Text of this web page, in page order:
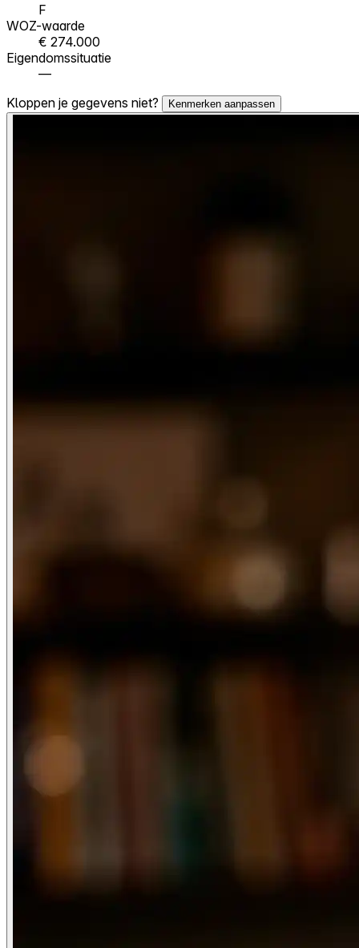
F
WOZ-waarde
€ 274.000
Eigendomssituatie
—
Kloppen je gegevens niet?
Kenmerken aanpassen